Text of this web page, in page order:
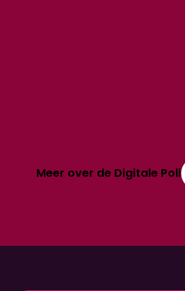
Meer over de Digitale Poli